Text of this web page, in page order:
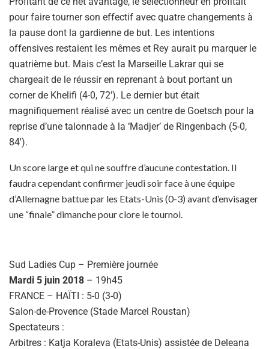
pour faire tourner son effectif avec quatre changements à
la pause dont la gardienne de but. Les intentions
offensives restaient les mêmes et Rey aurait pu marquer le
quatrième but. Mais c’est la Marseille Lakrar qui se
chargeait de le réussir en reprenant à bout portant un
corner de Khelifi (4-0, 72′). Le dernier but était
magnifiquement réalisé avec un centre de Goetsch pour la
reprise d’une talonnade à la ‘Madjer’ de Ringenbach (5-0,
84′).
Un score large et qui ne souffre d’aucune contestation. Il
faudra cependant confirmer jeudi soir face à une équipe
d’Allemagne battue par les Etats-Unis (0-3) avant d’envisager
une “finale” dimanche pour clore le tournoi.
Sud Ladies Cup – Première journée
Mardi 5 juin 2018 – 19h45
FRANCE – HAÏTI : 5-0 (3-0)
Salon-de-Provence (Stade Marcel Roustan)
Spectateurs :
Arbitres : Katja Koraleva (Etats-Unis) assistée de Deleana